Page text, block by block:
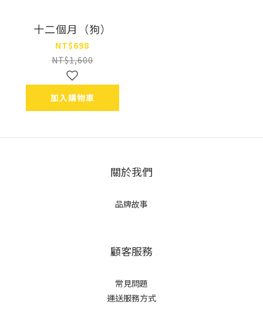
十二個月（狗）
NT$698
NT$1,600
加入購物車
關於我們
品牌故事
顧客服務
常見問題
運送服務方式